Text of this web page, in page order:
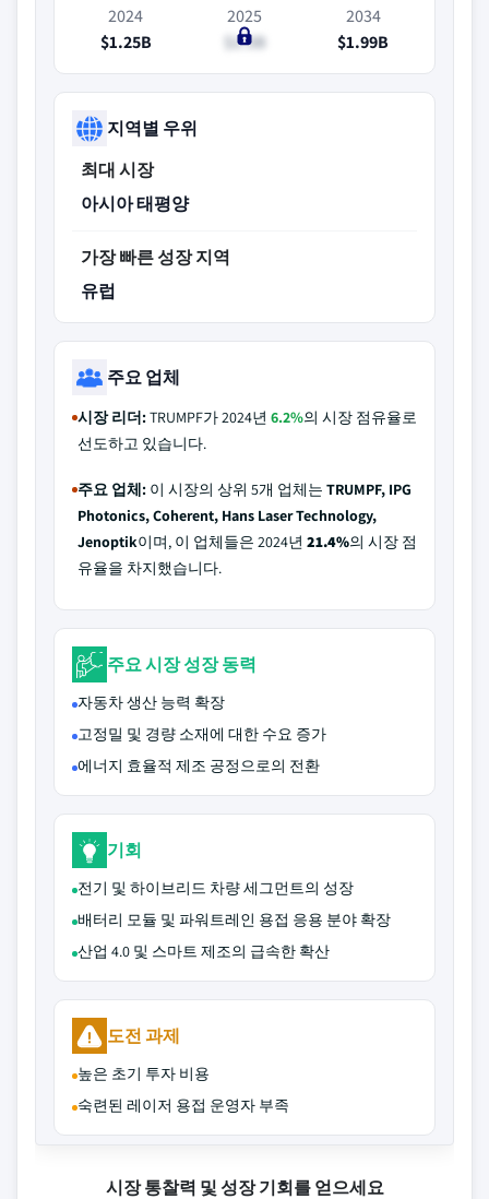
2024
$1.25B
2025
$1.3B
2034
$1.99B
지역별 우위
최대 시장
아시아 태평양
가장 빠른 성장 지역
유럽
주요 업체
시장 리더:TRUMPF가 2024년 6.2%의 시장 점유율로
선도하고 있습니다.
주요 업체: 이 시장의 상위 5개 업체는 TRUMPF, IPG
Photonics, Coherent, Hans Laser Technology,
Jenoptik이며, 이 업체들은 2024년 21.4%의 시장 점
유율을 차지했습니다.
주요 시장 성장 동력
자동차 생산 능력 확장
고정밀 및 경량 소재에 대한 수요 증가
에너지 효율적 제조 공정으로의 전환
기회
전기 및 하이브리드 차량 세그먼트의 성장
배터리 모듈 및 파워트레인 용접 응용 분야 확장
산업 4.0 및 스마트 제조의 급속한 확산
도전 과제
높은 초기 투자 비용
숙련된 레이저 용접 운영자 부족
시장 통찰력 및 성장 기회를 얻으세요